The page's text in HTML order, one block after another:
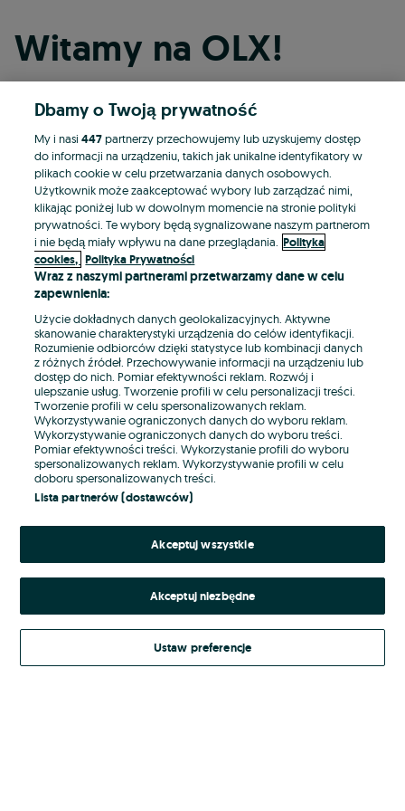
Witamy na OLX!
Kontynuuj przez Facebooka
Kontynuuj przez konto Apple
Kontynuuj przez konto Google
LUB
E-mail
Hasło
Nie pamiętasz hasła?
Zaloguj się
Kontynuując za pośrednictwem jednego z dostawców wskazanych powyżej,
Regulamin serwisuOLX.pl w jego aktualnym brzmieniu.
Dbamy o Twoją prywatność
My i nasi447partnerzy przechowujemy lub uzyskujemy dostęp
do informacji na urządzeniu, takich jak unikalne identyfikatory w
plikach cookie w celu przetwarzania danych osobowych.
Użytkownik może zaakceptować wybory lub zarządzać nimi,
klikając poniżej lub w dowolnym momencie na stronie polityki
prywatności. Te wybory będą sygnalizowane naszym partnerom
i nie będą miały wpływu na dane przeglądania. Polityka
cookies, Polityka Prywatności
Wraz z naszymi partnerami przetwarzamy dane w celu
zapewnienia:
Użycie dokładnych danych geolokalizacyjnych. Aktywne
skanowanie charakterystyki urządzenia do celów identyfikacji.
Rozumienie odbiorców dzięki statystyce lub kombinacji danych
z różnych źródeł. Przechowywanie informacji na urządzeniu lub
dostęp do nich. Pomiar efektywności reklam. Rozwój i
ulepszanie usług. Tworzenie profili w celu personalizacji treści.
Tworzenie profili w celu spersonalizowanych reklam.
Wykorzystywanie ograniczonych danych do wyboru reklam.
Wykorzystywanie ograniczonych danych do wyboru treści.
Pomiar efektywności treści. Wykorzystanie profili do wyboru
spersonalizowanych reklam. Wykorzystywanie profili w celu
doboru spersonalizowanych treści.
Lista partnerów (dostawców)
Akceptuj wszystkie
Akceptuj niezbędne
Ustaw preferencje